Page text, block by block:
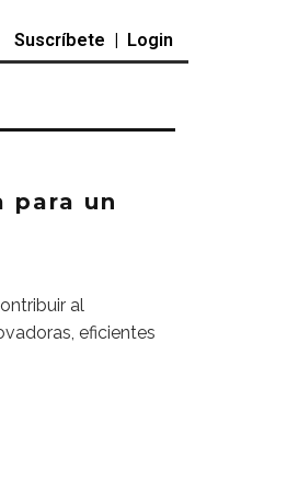
Suscríbete | Login
para un
al
eficientes